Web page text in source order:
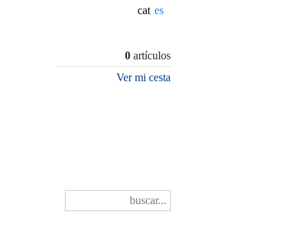
cat
0artículos
Ver mi cesta